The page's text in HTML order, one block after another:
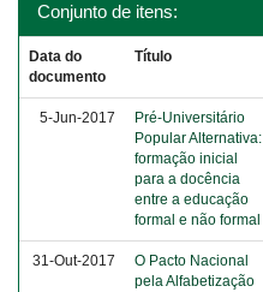
Conjunto de itens:
Data do
documento
Título
5-Jun-2017
Pré-Universitário
Popular Alternativa:
formação inicial
para a docência
entre a educação
formal e não formal
31-Out-2017
O Pacto Nacional
pela Alfabetização